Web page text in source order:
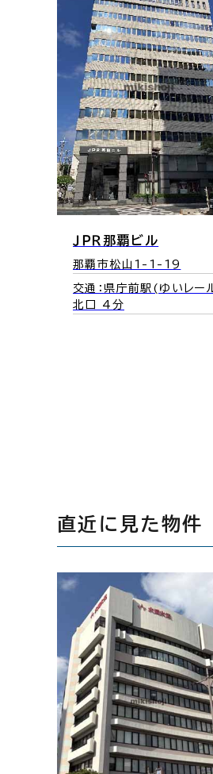
ＪＰＲ那覇ビル
那覇市松山1-1-19
交通：県庁前駅(ゆいレー
北口 4分
直近に見た物件